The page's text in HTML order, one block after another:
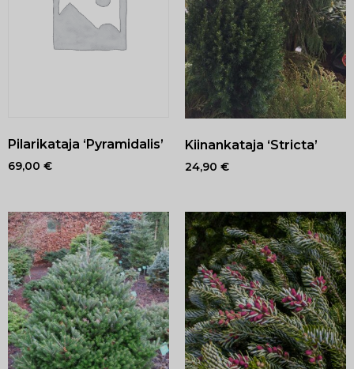
Pilarikataja ‘Pyramidalis’
69,00 €
Kiinankataja ‘Stricta’
24,90 €